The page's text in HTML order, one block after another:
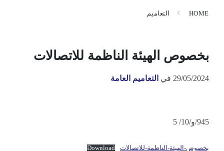
HOME التعاميم
بخصوص الهيئة الناظمة للاتصالات
29/05/2024 في التعاميم العامة
945/و/10/ 5
بخصوص-الهيئة-الناظمة-للاتصالات Download